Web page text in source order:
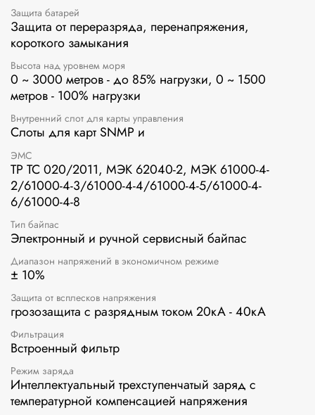
Защита батарей
Защита от переразряда, перенапряжения,
короткого замыкания
Высота над уровнем моря
0 ~ 3000 метров - до 85% нагрузки, 0 ~ 1500
метров - 100% нагрузки
Внутренний слот для карты управления
Cлоты для карт SNMP и
ЭМС
ТР ТС 020/2011, МЭК 62040-2, МЭК 61000-4-
2/61000-4-3/61000-4-4/61000-4-5/61000-4-
6/61000-4-8
Тип байпас
Электронный и ручной сервисный байпас
Диапазон напряжений в экономичном режиме
± 10%
Защита от всплесков напряжения
грозозащита с разрядным током 20кА - 40кА
Фильтрация
Встроенный фильтр
Режим заряда
Интеллектуальный трехступенчатый заряд с
температурной компенсацией напряжения